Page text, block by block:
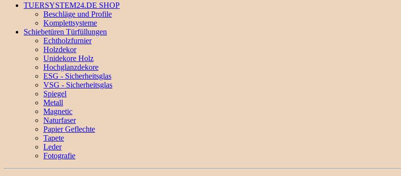
TUERSYSTEM24.DE SHOP
Beschläge und Profile
Komplettsysteme
Schiebetüren Türfüllungen
Echtholzfurnier
Holzdekor
Unidekore Holz
Hochglanzdekore
ESG - Sicherheitsglas
VSG - Sicherheitsglas
Spiegel
Metall
Magnetic
Naturfaser
Papier Geflechte
Tapete
Leder
Fotografie